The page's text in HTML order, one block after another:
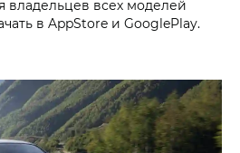
владельцев всех моделей
в AppStore и GooglePlay.